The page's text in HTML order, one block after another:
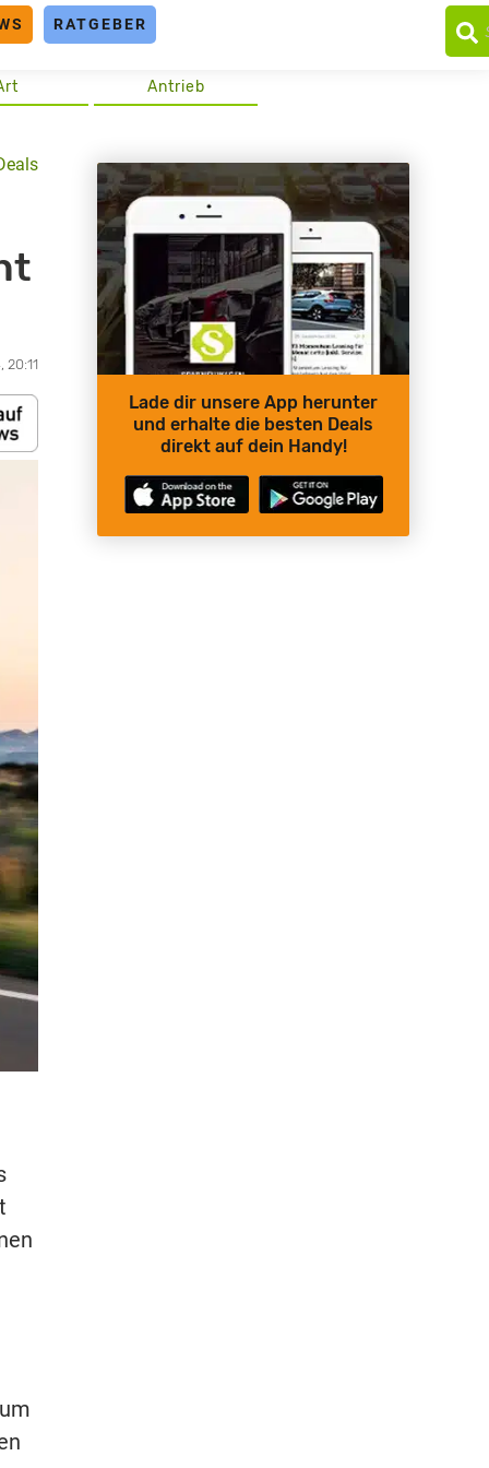
RATGEBER
Antrieb
20:11
Lade dir unsere App herunter
und erhalte die besten Deals
direkt auf dein Handy!